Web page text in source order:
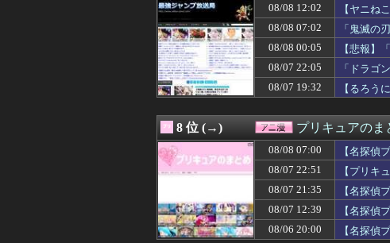
08/08 07:00
【ラブライブ！】フミ
08/08 07:00
【名探偵プリキュア】
08/08 07:00
【画像】有名女性声優
08/08 06:18
【悲報】任天堂信者を
08/08 06:00
【ラブライブ！】
08/08 06:00
【ウルトラマン】バル
08/08 06:00
バトル漫画で主人公が
08/08 05:09
【画像】ワイ、このバ
08/08 03:03
【朗報】ダイの大冒険
08/08 03:00
【仮面ライダーマイス
08/08 02:33
転生したらスライムだ
08/08 02:27
【大悲報】未来で待っ
【衝撃】ワンピースの
08/08 02:02
ガンダム・センチネル
08/08 01:40
【凄い】映画『ちいか
08/08 01:03
【悲報】ワンピースさ
08/08 12:02
【ヤニね
08/08 07:02
「鬼滅の
08/08 00:05
【悲報】
08/07 22:05
「ドラゴ
08/07 19:32
【るろう
8 位 (→) プリキュアのま
08/08 07:00
【名探偵
08/07 22:51
【プリキ
08/07 21:35
【名探偵
08/07 12:39
【名探偵
08/06 20:00
【名探偵